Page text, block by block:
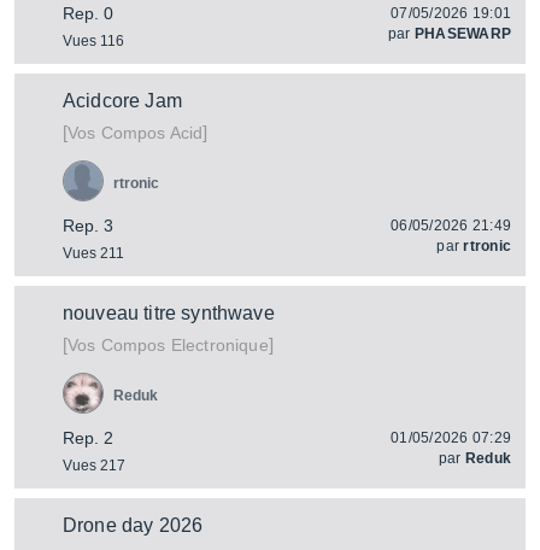
Rep. 0
Vues 116
07/05/2026 19:01
par PHASEWARP
Acidcore Jam
[Vos Compos Acid]
Rep. 3
Vues 211
rtronic
06/05/2026 21:49
parrtronic
nouveau titre synthwave
[Vos Compos Electronique]
Rep. 2
Vues 217
Reduk
01/05/2026 07:29
par Reduk
Drone day 2026